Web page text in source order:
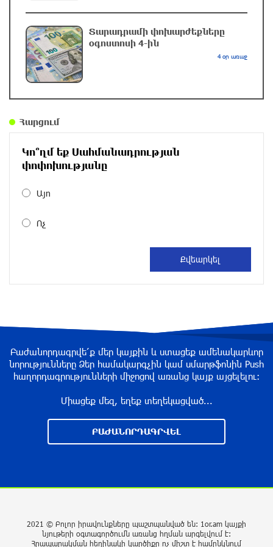
Հայ ուշուիստները 37 մեդալ են նվաճել
միջազգային մրցաշարում
Ռուսաստանի և Իրանի դեմ պատժամիջոցների
Երևանյան լճում իրականացվել են մաքրման
Իտալական Սիցիլիա կղզում ժայթքել է Էտնա
10 ժամ առաջ
Պայթյուն՝ Իրանում․ հաղորդվում է զոհերի ու
վիրավորների մասին
Վանաձորում բшխվել են «Jeep Cherokee»-ն և
«Toyota Camry»-ն
Տարադրամի փոխարժեքները
օգոստոսի 4-ին
4 օր առաջ
Հարցում
Կո՞ղմ եք Սահմանադրության
փոփոխությանը
Այո
Ոչ
Բաժանորդագրվե՛ք մեր կայքին և ստացեք ամենակարևոր
նորությունները Ձեր համակարգչին կամ սմարթֆոնին Push
հաղորդագրությունների միջոցով առանց կայք այցելելու։
Միացեք մեզ, եղեք տեղեկացված...
ԲԱԺԱՆՈՐԴԱԳՐՎԵԼ
2021 © Բոլոր իրավունքները պաշտպանված են: 1or.am կայքի
նյութերի օգտագործումն առանց հղման արգելվում է:
Հրապարակման հեղինակի կարծիքը ոչ միշտ է համընկնում